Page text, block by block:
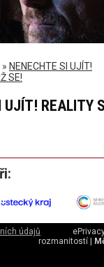
NENECHTE SI UJÍT!
SE!
UJÍT! REALITY
údajů
rozmanitostí